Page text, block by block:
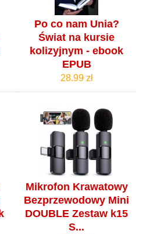
Po co nam Unia?
Świat na kursie
kolizyjnym - ebook
EPUB
28.99 zł
Mikrofon Krawatowy
Bezprzewodowy Mini
DOUBLE Zestaw k15
S...